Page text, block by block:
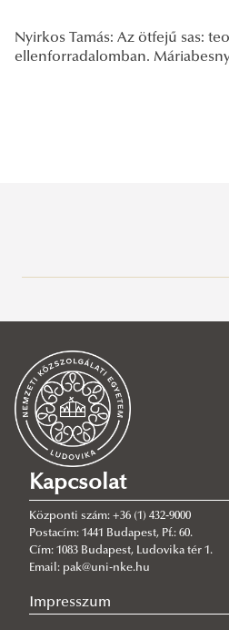
Nyirkos Tamás: Az ötfejű sas:
ellenforradalomban.
Kapcsolat
Központi szám: +36 (1) 432-9000
Postacím: 1441 Budapest, Pf.: 60.
Cím: 1083 Budapest, Ludovika tér 1.
Email: pak@uni-nke.hu
Impresszum